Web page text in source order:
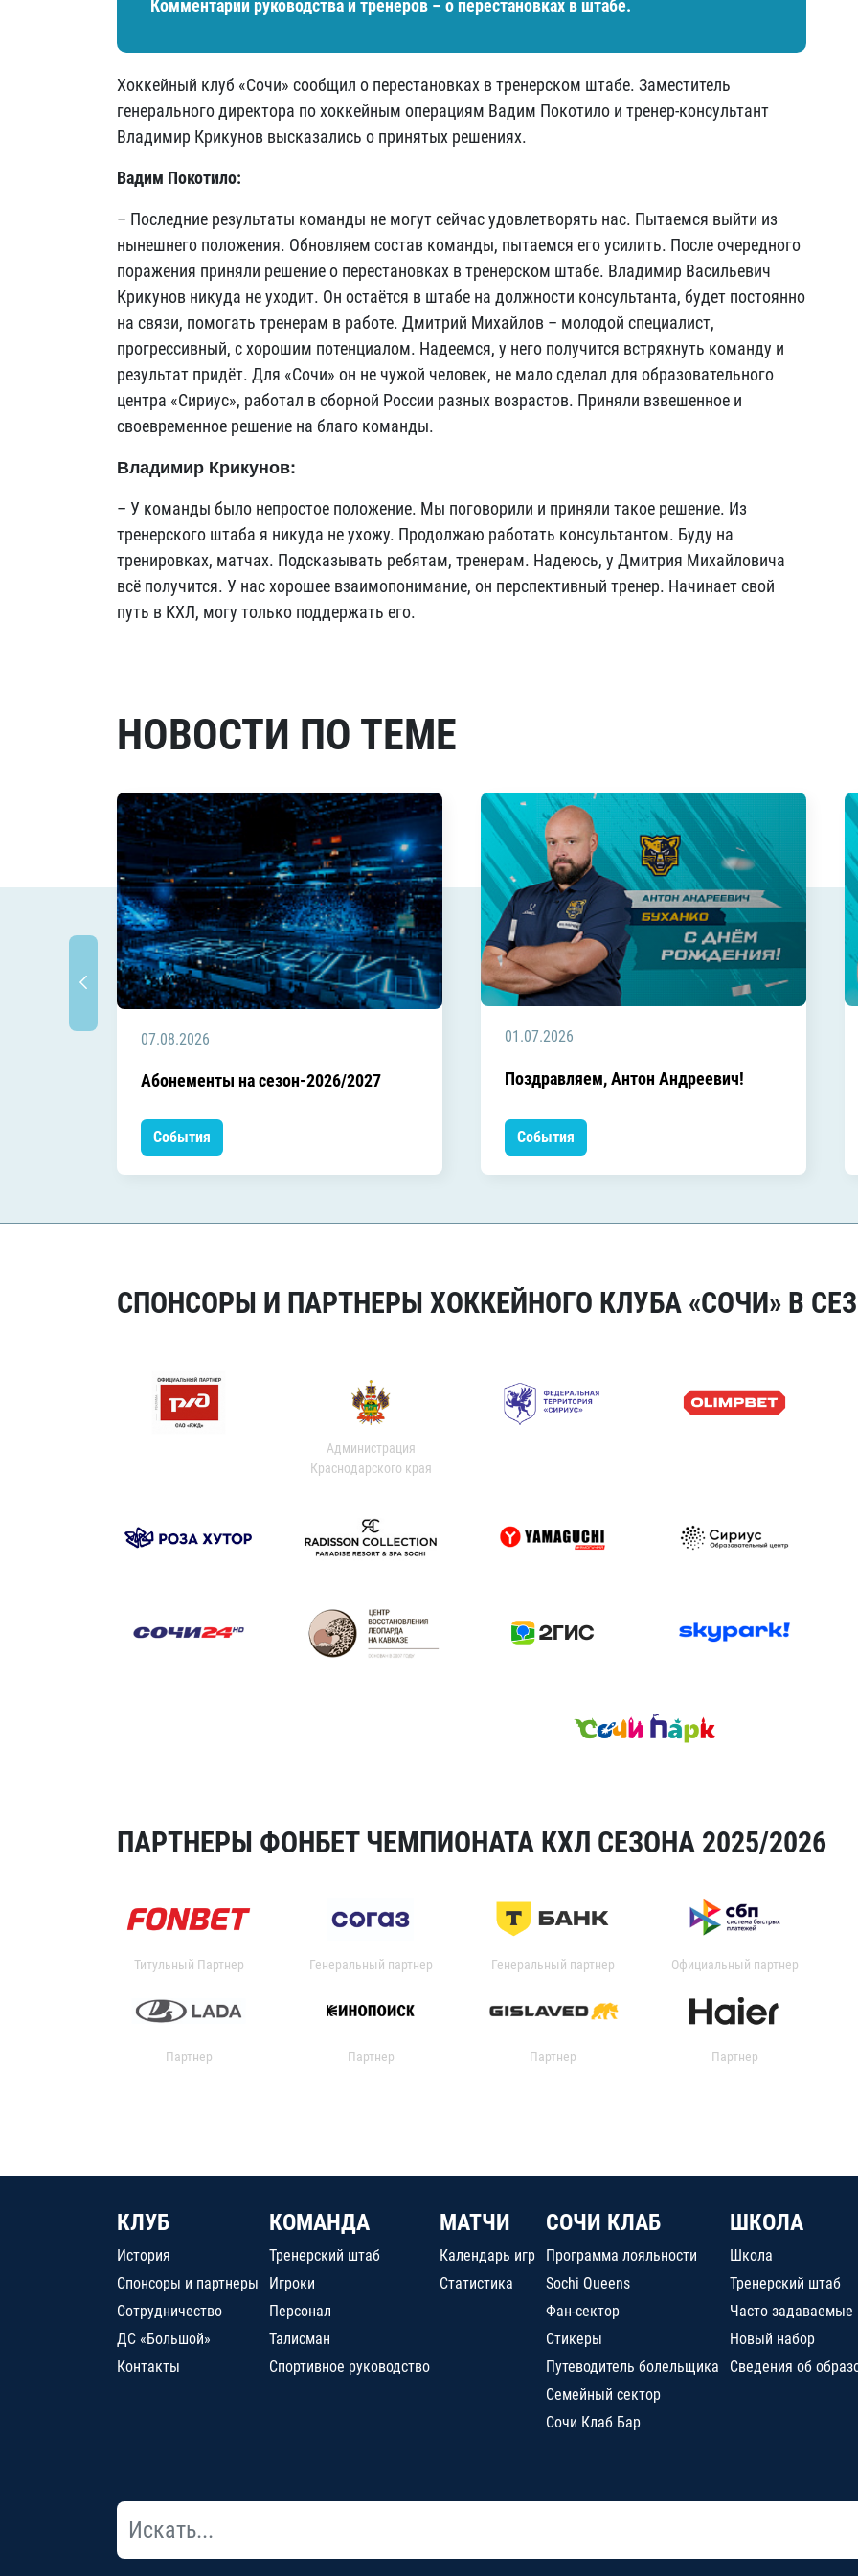
Комментарии руководства и тренеров – о перестановках в штабе.
Хоккейный клуб «Сочи» сообщил о перестановках в тренерском штабе. Заместитель
генерального директора по хоккейным операциям Вадим Покотило и тренер-консультант
Владимир Крикунов высказались о принятых решениях.
Вадим Покотило:
– Последние результаты команды не могут сейчас удовлетворять нас. Пытаемся выйти из
нынешнего положения. Обновляем состав команды, пытаемся его усилить. После очередного
поражения приняли решение о перестановках в тренерском штабе. Владимир Васильевич
Крикунов никуда не уходит. Он остаётся в штабе на должности консультанта, будет постоянно
на связи, помогать тренерам в работе. Дмитрий Михайлов – молодой специалист,
прогрессивный, с хорошим потенциалом. Надеемся, у него получится встряхнуть команду и
результат придёт. Для «Сочи» он не чужой человек, не мало сделал для образовательного
центра «Сириус», работал в сборной России разных возрастов. Приняли взвешенное и
своевременное решение на благо команды.
Владимир Крикунов:
– У команды было непростое положение. Мы поговорили и приняли такое решение. Из
тренерского штаба я никуда не ухожу. Продолжаю работать консультантом. Буду на
тренировках, матчах. Подсказывать ребятам, тренерам. Надеюсь, у Дмитрия Михайловича
всё получится. У нас хорошее взаимопонимание, он перспективный тренер. Начинает свой
путь в КХЛ, могу только поддержать его.
НОВОСТИ ПО ТЕМЕ
07.08.2026
Абонементы на сезон-2026/2027
События
01.07.2026
Поздравляем, Антон Андреевич!
События
СПОНСОРЫ И ПАРТНЕРЫ ХОККЕЙНОГО КЛУБА «СОЧИ» В
Администрация
Краснодарского края
ПАРТНЕРЫ ФОНБЕТ ЧЕМПИОНАТА КХЛ СЕЗОНА 2025/2026
Титульный Партнер Генеральный партнер Генеральный партнер Официальный партнер
Партнер Партнер Партнер Партнер
КЛУБ
История
Спонсоры и партнеры
Сотрудничество
ДС «Большой»
Контакты
КОМАНДА
Тренерский штаб
Игроки
Персонал
Талисман
Спортивное руководство
МАТЧИ
Календарь игр
Статистика
СОЧИ КЛАБ
Программа лояльности
Sochi Queens
Фан-сектор
Стикеры
Путеводитель болельщика
Семейный сектор
Сочи Клаб Бар
ШКОЛА
Школа
Тренерский штаб
Часто задаваемые
Новый набор
Сведения об